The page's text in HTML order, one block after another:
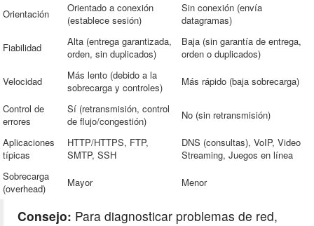
Orientación
Orientado a conexión
(establece sesión)
Sin conexión (envía
datagramas)
Fiabilidad
Alta (entrega garantizada,
orden, sin duplicados)
Baja (sin garantía de entrega,
orden o duplicados)
Velocidad
Más lento (debido a la
sobrecarga y controles)
Más rápido (baja sobrecarga)
Control de
errores
Sí (retransmisión, control
de flujo/congestión)
No (sin retransmisión)
Aplicaciones
típicas
HTTP/HTTPS, FTP,
SMTP, SSH
DNS (consultas), VoIP, Video
Streaming, Juegos en línea
Sobrecarga
(overhead)
Mayor Menor
Consejo: Para diagnosticar problemas de red,